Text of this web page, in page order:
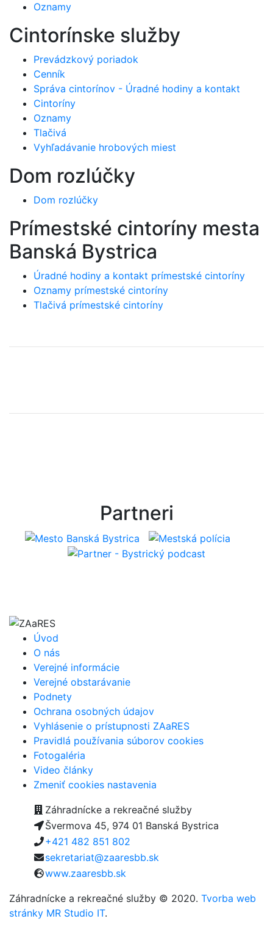
Oznamy
Cintorínske služby
Prevádzkový poriadok
Cenník
Správa cintorínov - Úradné hodiny a kontakt
Cintoríny
Oznamy
Tlačivá
Vyhľadávanie hrobových miest
Dom rozlúčky
Dom rozlúčky
Prímestské cintoríny mesta
Banská Bystrica
Úradné hodiny a kontakt prímestské cintoríny
Oznamy prímestské cintoríny
Tlačivá prímestské cintoríny
Partneri
Úvod
O nás
Verejné informácie
Verejné obstarávanie
Podnety
Ochrana osobných údajov
Vyhlásenie o prístupnosti ZAaRES
Pravidlá používania súborov cookies
Fotogaléria
Video články
Zmeniť cookies nastavenia
Záhradnícke a rekreačné služby
Švermova 45, 974 01 Banská Bystrica
+421 482 851 802
sekretariat@zaaresbb.sk
www.zaaresbb.sk
Záhradnícke a rekreačné služby © 2020. Tvorba web
stránky MR Studio IT.